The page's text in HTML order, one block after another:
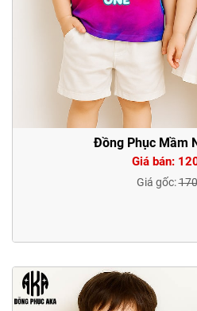
Đồng Phục Mầm
Giá bán:
Giá gốc: